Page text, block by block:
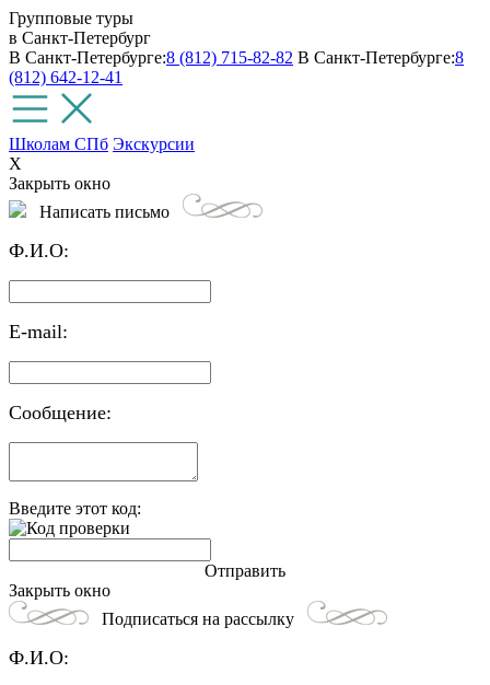
Групповые туры
в Санкт-Петербург
В Санкт-Петербурге:8 (812) 715-82-82 В Санкт-Петербурге:8
(812) 642-12-41
Школам СПб Экскурсии
X
Закрыть окно
Написать письмо
Ф.И.О:
E-mail:
Сообщение:
Введите этот код:
Отправить
Закрыть окно
Подписаться на рассылку
Ф.И.О: